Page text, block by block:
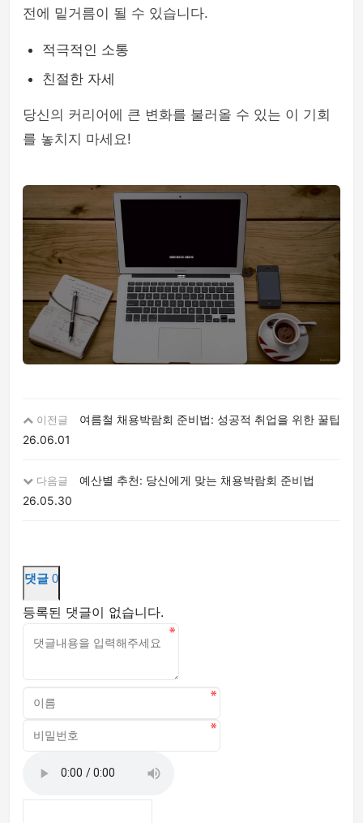
전에 밑거름이 될 수 있습니다.
적극적인 소통
친절한 자세
당신의 커리어에 큰 변화를 불러올 수 있는 이 기회
를 놓치지 마세요!
이전글
여름철 채용박람회 준비법: 성공적 취업을 위한 꿀팁
26.06.01
다음글
예산별 추천: 당신에게 맞는 채용박람회 준비법
26.05.30
댓글 0
등록된 댓글이 없습니다.